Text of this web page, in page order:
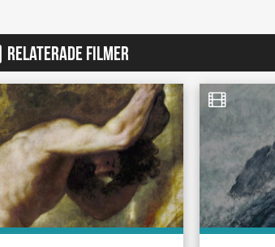
RELATERADE FILMER